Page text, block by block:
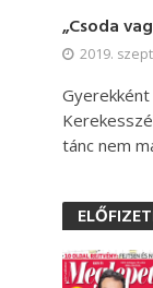
„Csoda
2019.
tánc nem